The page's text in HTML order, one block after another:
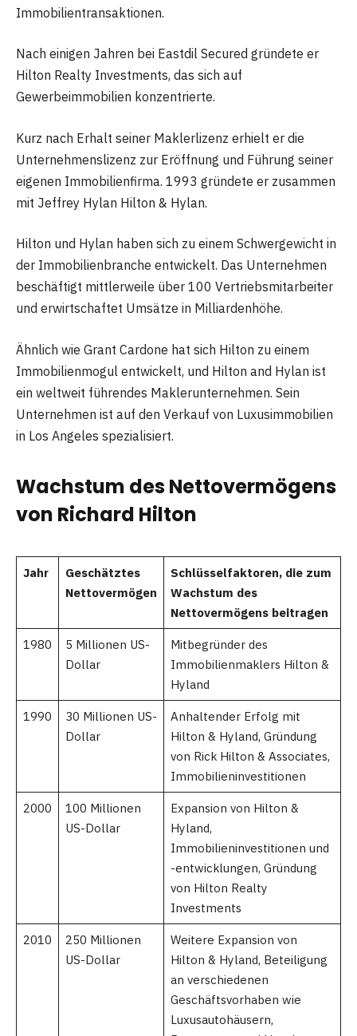
Immobilientransaktionen.
Nach einigen Jahren bei Eastdil Secured gründete er
Hilton Realty Investments, das sich auf
Gewerbeimmobilien konzentrierte.
Kurz nach Erhalt seiner Maklerlizenz erhielt er die
Unternehmenslizenz zur Eröffnung und Führung seiner
eigenen Immobilienfirma. 1993 gründete er zusammen
mit Jeffrey Hylan Hilton & Hylan.
Hilton und Hylan haben sich zu einem Schwergewicht in
der Immobilienbranche entwickelt. Das Unternehmen
beschäftigt mittlerweile über 100 Vertriebsmitarbeiter
und erwirtschaftet Umsätze in Milliardenhöhe.
Ähnlich wie Grant Cardone hat sich Hilton zu einem
Immobilienmogul entwickelt, und Hilton and Hylan ist
ein weltweit führendes Maklerunternehmen. Sein
Unternehmen ist auf den Verkauf von Luxusimmobilien
in Los Angeles spezialisiert.
Wachstum des Nettovermögens
von Richard Hilton
Jahr
Geschätztes
Nettovermögen
Schlüsselfaktoren, die zum
Wachstum des
Nettovermögens beitragen
1980
5 Millionen US-
Dollar
Mitbegründer des
Immobilienmaklers Hilton &
Hyland
1990
30 Millionen US-
Dollar
Anhaltender Erfolg mit
Hilton & Hyland, Gründung
von Rick Hilton & Associates,
Immobilieninvestitionen
2000
100 Millionen
US-Dollar
Expansion von Hilton &
Hyland,
Immobilieninvestitionen und
-entwicklungen, Gründung
von Hilton Realty
Investments
2010
250 Millionen
US-Dollar
Weitere Expansion von
Hilton & Hyland, Beteiligung
an verschiedenen
Geschäftsvorhaben wie
Luxusautohäusern,